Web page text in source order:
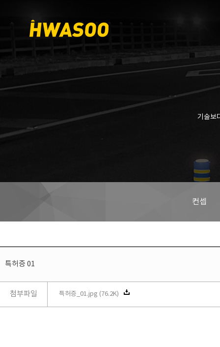
기술보
컨셉
특허증 01
첨부파일 특허증_01.jpg (76.2K)